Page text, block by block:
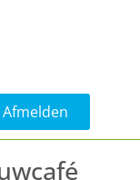
Afmelden